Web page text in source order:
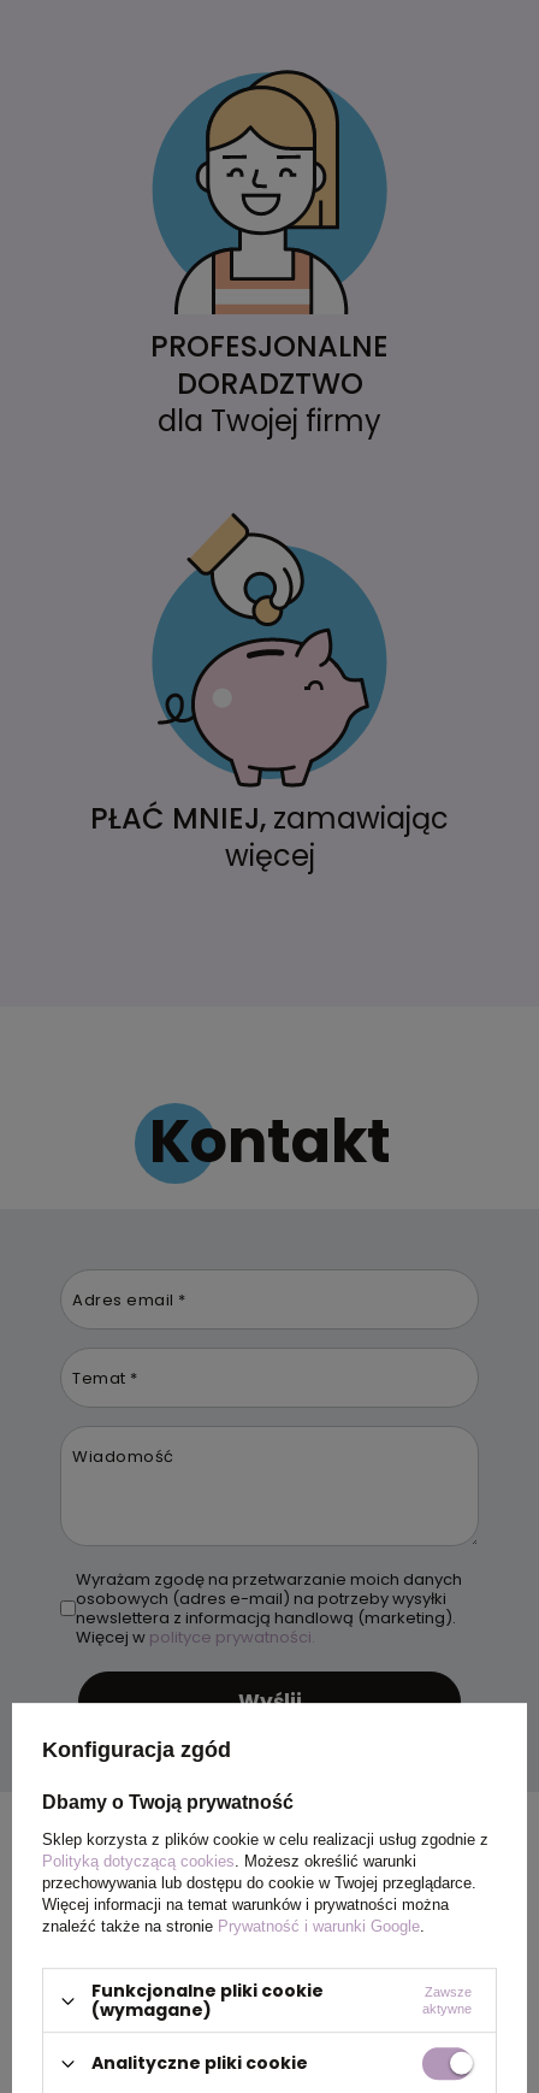
PROFESJONALNE
DORADZTWO
dla Twojej firmy
PŁAĆ MNIEJ, zamawiając
więcej
Kontakt
Adres email *
Temat *
Wiadomość
Wyrażam zgodę na przetwarzanie moich danych
osobowych (adres e-mail) na potrzeby wysyłki
newslettera z informacją handlową (marketing).
Więcej w polityce prywatności.
Wyślij
Konfiguracja zgód
Dbamy o Twoją prywatność
Sklep korzysta z plików cookie w celu realizacji usług zgodnie z
Polityką dotyczącą cookies. Możesz określić warunki
przechowywania lub dostępu do cookie w Twojej przeglądarce.
Więcej informacji na temat warunków i prywatności można
znaleźć także na stronie Prywatność i warunki Google.
Funkcjonalne pliki cookie
(wymagane)
Zawsze
aktywne
Analityczne pliki cookie